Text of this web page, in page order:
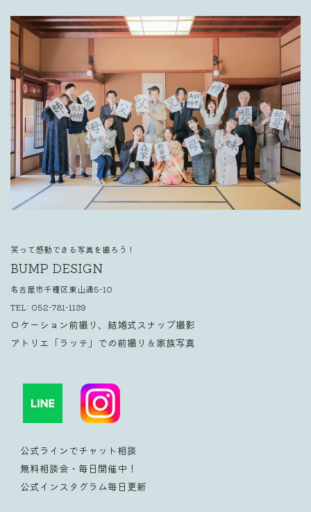
笑って感動できる写真を撮ろう！
BUMP DESIGN
名古屋市千種区東山通5-10
TEL: 052-781-1139
ロケーション前撮り、結婚式スナップ撮影
アトリエ「ラッテ」での前撮り＆家族写真
公式ラインでチャット相談
無料相談会・毎日開催中！
公式インスタグラム毎日更新